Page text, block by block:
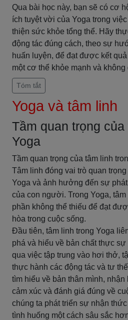
Qua bài học này, bạn sẽ có cơ
ích tuyệt vời của Yoga trong
thiện sức khỏe tổng thể. Hãy
động tác đúng cách, theo sự
huấn luyện, để đạt được kết
một cơ thể khỏe mạnh và
Tóm tắt
Yoga và tâm linh
Tầm quan trọng
Yoga
Tầm quan trọng của tâm linh
Tâm linh đóng vai trò quan
Yoga và ảnh hưởng đến sự
của con người. Trong Yoga,
phần không thể thiếu để đạt
hòa trong cuộc sống.
Đầu tiên, tâm linh trong Yoga
phá và hiểu về bản chất thực
qua việc tập trung vào hơi thở,
thực hành các động tác và tư
tìm hiểu về bản thân mình,
cảm xúc và đánh giá đúng về
chúng ta phát triển sự nhận
tình huống một cách sâu sắc